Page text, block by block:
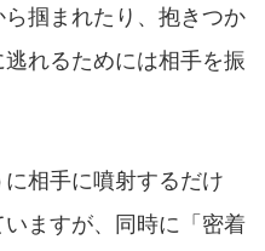
掴まれたり、抱きつか
れるためには相手を振
相手に噴射するだけ
ますが、同時に「密着